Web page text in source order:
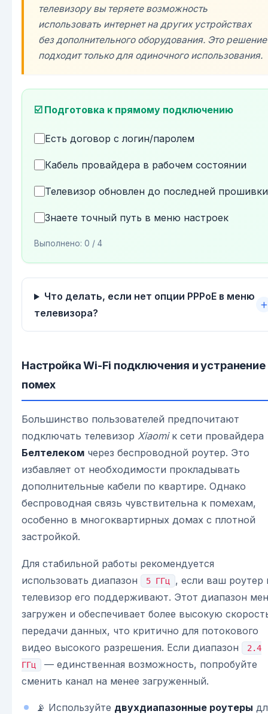
телевизору вы теряете возможность
использовать интернет на других устройствах
без дополнительного оборудования. Это решение
подходит только для одиночного использования.
☑️ Подготовка к прямому подключению
Есть договор с логин/паролем
Кабель провайдера в рабочем состоянии
Телевизор обновлен до последней прошивки
Знаете точный путь в меню настроек
Выполнено: 0 / 4
Что делать, если нет опции PPPoE в меню
телевизора?
Настройка Wi-Fi подключения и устранение
помех
Большинство пользователей предпочитают
подключать телевизор Xiaomiк сети провайдера
Белтелеком через беспроводной роутер. Это
избавляет от необходимости прокладывать
дополнительные кабели по квартире. Однако
беспроводная связь чувствительна к помехам,
особенно в многоквартирных домах с плотной
застройкой.
Для стабильной работы рекомендуется
использовать диапазон
5 ГГц
, если ваш роутер
телевизор его поддерживают. Этот диапазон
загружен и обеспечивает более высокую
передачи данных, что критично для потокового
видео высокого разрешения. Если диапазон
2.4
ГГц
— единственная возможность, попробуйте
сменить канал на менее загруженный.
📡 Используйте двухдиапазонные роутеры